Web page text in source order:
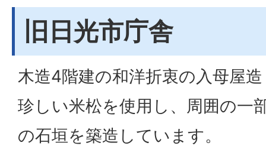
旧日光市庁舎
木造4階建の和洋折衷の入母屋
珍しい米松を使用し、周囲の一
の石垣を築造しています。